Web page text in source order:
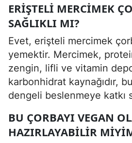
ERIŞTELI MERCIMEK
SAĞLIKLI MI?
Evet, erişteli mercimek
yemektir. Mercimek,
zengin, lifli ve vitamin
karbonhidrat kaynağıdır,
dengeli beslenmeye katkı
BU ÇORBAYI VEGAN
HAZIRLAYABILIR